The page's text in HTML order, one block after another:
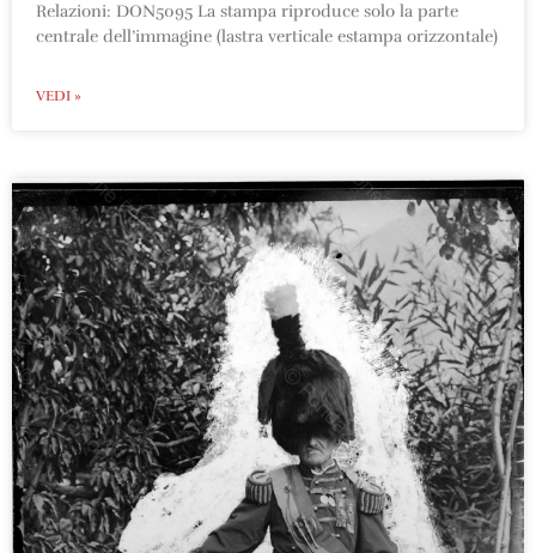
Relazioni: DON5095 La stampa riproduce solo la parte
centrale dell’immagine (lastra verticale estampa orizzontale)
VEDI »